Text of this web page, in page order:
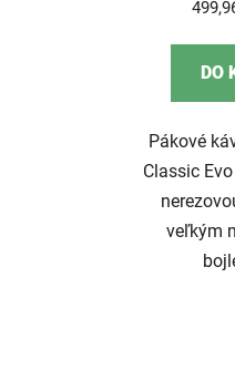
DO
Pákové
Classic
veľkým